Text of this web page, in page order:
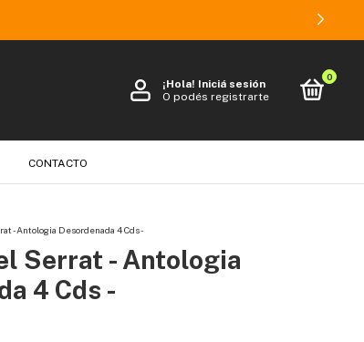
¡Hola! Iniciá sesión
O podés registrarte
0
CONTACTO
- Antologia Desordenada 4 Cds -
Serrat - Antologia
4 Cds -